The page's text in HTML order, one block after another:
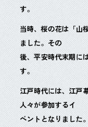
o
k
す。
当時、桜の花は「山
ました。その
後、平安時代末期に
す。
江戸時代には、江戸
人々が参加するイ
ベントとなりました